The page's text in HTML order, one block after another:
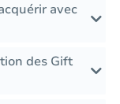
avec
des Gift